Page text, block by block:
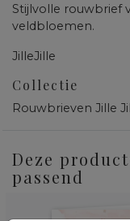
Stijlvolle rouwbrief
veldbloemen.
JilleJille
Collectie
Rouwbrieven Jille
Deze
passend